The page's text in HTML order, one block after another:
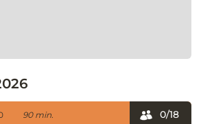
90 min. 0/18